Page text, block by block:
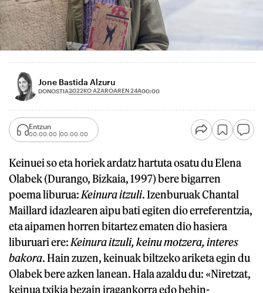
Jone Bastida Alzuru
DONOSTIA2022KO AZAROAREN 24A00:00
Entzun
00:00:00 00:00:00
Keinuei so eta horiek ardatz hartuta osatu du Elena
Olabek (Durango, Bizkaia, 1997) bere bigarren
poema liburua: Keinura itzuli. Izenburuak Chantal
Maillard idazlearen aipu bati egiten dio erreferentzia,
eta aipamen horren bitartez ematen dio hasiera
liburuari ere: Keinura itzuli, keinu motzera, interes
bakora. Hain zuzen, keinuak biltzeko ariketa egin du
Olabek bere azken lanean. Hala azaldu du: «Niretzat,
keinua txikia bezain iragankorra edo behin-